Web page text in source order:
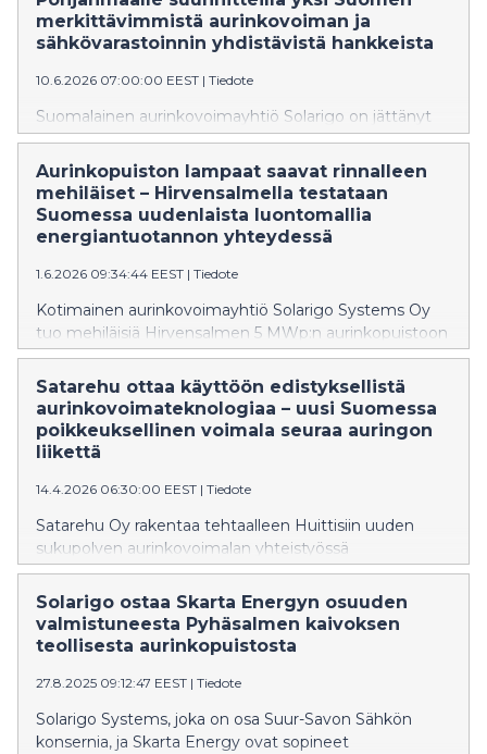
merkittävimmistä aurinkovoiman ja
sähkövarastoinnin yhdistävistä hankkeista
10.6.2026 07:00:00 EEST | Tiedote
Suomalainen aurinkovoimayhtiö Solarigo on jättänyt
kaava-aloitteen Toholammin hybridipuiston
kaavoittamiseksi. Noin 250 megawatin hanke yhdistää
aurinkovoiman ja sähkövaraston (battery energy
storage system, BESS), ja sen tavoitteena on vahvistaa
alueen asemaa puhtaan energiantuotannon
Aurinkopuiston lampaat saavat rinnalleen
mehiläiset – Hirvensalmella testataan
Suomessa uudenlaista luontomallia
energiantuotannon yhteydessä
1.6.2026 09:34:44 EEST | Tiedote
Kotimainen aurinkovoimayhtiö Solarigo Systems Oy
tuo mehiläisiä Hirvensalmen 5 MWp:n aurinkopuistoon
osana alueen biodiversiteetin
kehittämistä. Aurinkopuisto otettiin tuotantokäyttöön
kesällä 2024, ja sen alueella on jo pilotoitu
aurinkomaataloutta yhteistyössä paikallisen lampurin
kanssa. Nyt aurinkopuiston yhteyteen rakennetaan
Satarehu ottaa käyttöön edistyksellistä
aurinkovoimateknologiaa – uusi Suomessa
poikkeuksellinen voimala seuraa auringon
liikettä
14.4.2026 06:30:00 EEST | Tiedote
Satarehu Oy rakentaa tehtaalleen Huittisiin uuden
sukupolven aurinkovoimalan yhteistyössä
aurinkovoimatoimijan Solarigo Systems Oy:n kanssa.
Kyseessä on Suomessa poikkeuksellinen hanke:
valmistuessaan voimalasta tulee suurin
yrityskiinteistön käyttöön toteutettu aurinkovoimala,
Solarigo ostaa Skarta Energyn osuuden
valmistuneesta Pyhäsalmen kaivoksen
teollisesta aurinkopuistosta
27.8.2025 09:12:47 EEST | Tiedote
Solarigo Systems, joka on osa Suur-Savon Sähkön
konsernia, ja Skarta Energy ovat sopineet